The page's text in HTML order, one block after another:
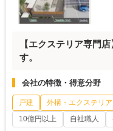
【エクステリア専門
す。
会社の特徴・得意分野
戸建 外構・エクステリア
10億円以上
自社職人